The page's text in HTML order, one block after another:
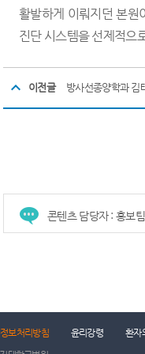
활발하게 이뤄지던 본원
진단 시스템을 선제적으
이전글 방사선종양학과 김
콘텐츠 담당자 : 홍보팀
보처리방침 윤리강령 환자